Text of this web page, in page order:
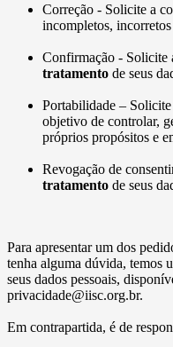
Correção - Solicite a
incompletos,
Confirmação - Solicite
tratamento de seus
Portabilidade –
objetivo de controlar,
próprios propósitos e
Revogação de
tratamento de seus
Para apresentar um dos
tenha alguma dúvida, temos
seus dados pessoais,
privacidade@iisc.org.br.
Em contrapartida, é de